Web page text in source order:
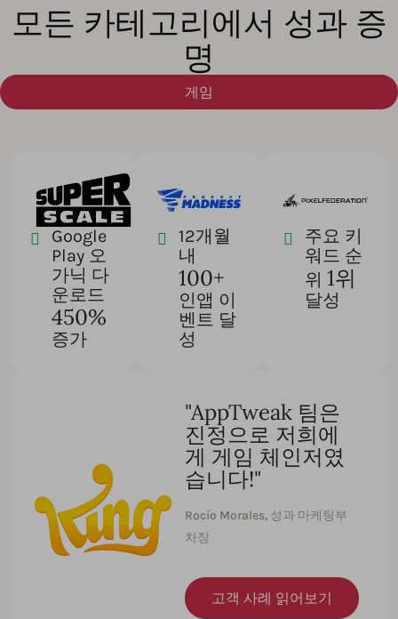
모든 카테고리에서 성과 증
명
게임
Google
Play 오
가닉 다
운로드
450%
증가
12개월
내
100+
인앱 이
벤트 달
성
주요 키
워드 순
위1위
달성
"AppTweak 팀은
진정으로 저희에
게 게임 체인저였
습니다!"
Rocío Morales,성과 마케팅부
차장
고객 사례 읽어보기